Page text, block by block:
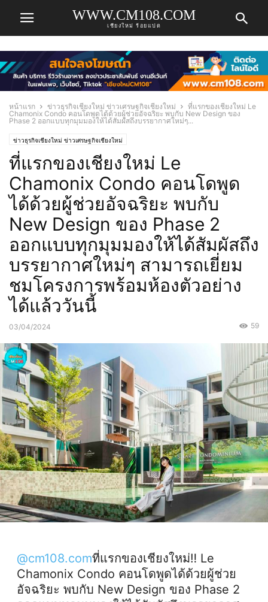
WWW.CM108.COM
เชียงใหม่ ร้อยแปด
หน้าแรก ข่าวธุรกิจเชียงใหม่ ข่าวเศรษฐกิจเชียงใหม่
ที่แรกของเชียงใหม่ Le
Chamonix Condo คอนโดพูดได้ด้วยผู้ช่วยอัจฉริยะ พบกับ New Design ของ
Phase 2 ออกแบบทุกมุมมองให้ได้สัมผัสถึงบรรยากาศใหม่ๆ...
ข่าวธุรกิจเชียงใหม่ ข่าวเศรษฐกิจเชียงใหม่
ที่แรกของเชียงใหม่ Le
Chamonix Condo คอนโดพูด
ได้ด้วยผู้ช่วยอัจฉริยะ พบกับ
New Design ของ Phase 2
ออกแบบทุกมุมมองให้ได้สัมผัสถึง
บรรยากาศใหม่ๆ สามารถเยี่ยม
ชมโครงการพร้อมห้องตัวอย่าง
ได้แล้ววันนี้
03/04/2024 59
@cm108.comที่แรกของเชียงใหม่‼️ Le
Chamonix Condo คอนโดพูดได้ด้วยผู้ช่วย
อัจฉริยะ พบกับ New Design ของ Phase 2